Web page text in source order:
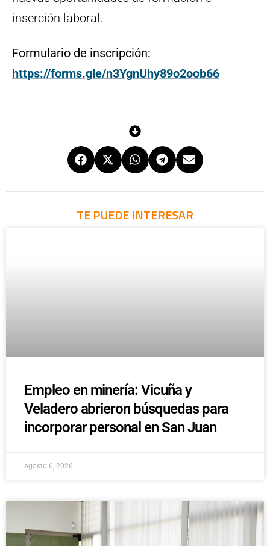
inserción laboral.
Formulario de inscripción:
https://forms.gle/n3YgnUhy89o2oob66
TE PUEDE INTERESAR
Empleo en minería: Vicuña y
Veladero abrieron búsquedas para
incorporar personal en San Juan
agosto 6, 2026